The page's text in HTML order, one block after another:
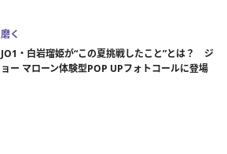
磨く
JO1・白岩瑠姫が“この夏挑戦したこと”とは？ ジ
ョー マローン体験型POP UPフォトコールに登場